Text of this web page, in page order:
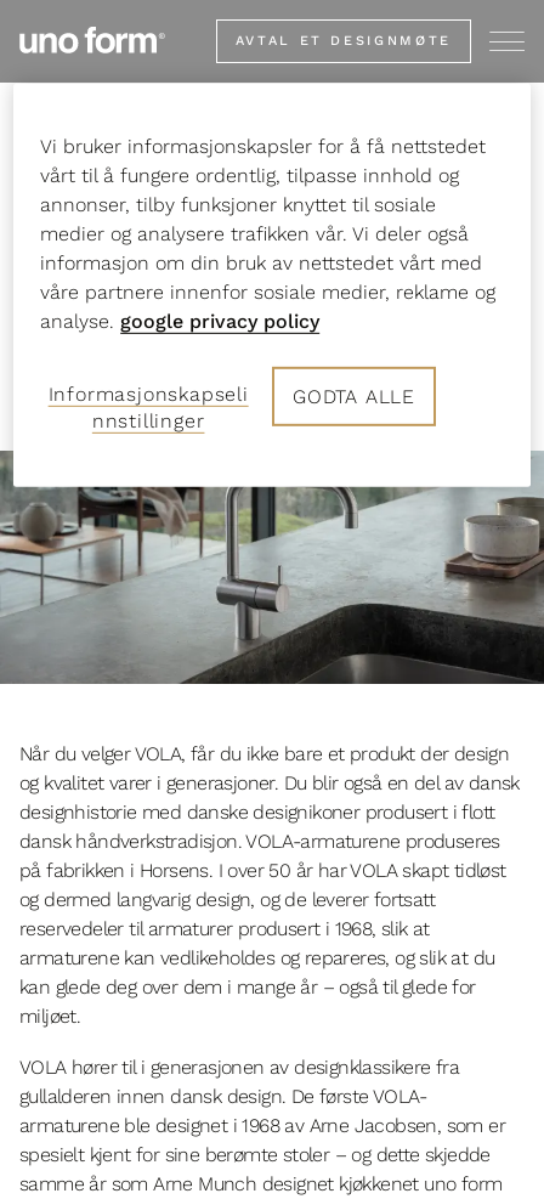
Go
to
start
AVTAL ET DESIGNMØTE
Start Studio Concept Partners VOLA
VOLA
– en dansk designhistorie
Når du velger VOLA, får du ikke bare et produkt der design
og kvalitet varer i generasjoner. Du blir også en del av dansk
designhistorie med danske designikoner produsert i flott
dansk håndverkstradisjon. VOLA-armaturene produseres
på fabrikken i Horsens. I over 50 år har VOLA skapt tidløst
og dermed langvarig design, og de leverer fortsatt
reservedeler til armaturer produsert i 1968, slik at
armaturene kan vedlikeholdes og repareres, og slik at du
kan glede deg over dem i mange år – også til glede for
miljøet.
VOLA hører til i generasjonen av designklassikere fra
gullalderen innen dansk design. De første VOLA-
armaturene ble designet i 1968 av Arne Jacobsen, som er
spesielt kjent for sine berømte stoler – og dette skjedde
samme år som Arne Munch designet kjøkkenet uno form
Vi bruker informasjonskapsler for å få nettstedet
vårt til å fungere ordentlig, tilpasse innhold og
annonser, tilby funksjoner knyttet til sosiale
medier og analysere trafikken vår. Vi deler også
informasjon om din bruk av nettstedet vårt med
våre partnere innenfor sosiale medier, reklame og
analyse. google privacy policy
Informasjonskapseli
nnstillinger
GODTA ALLE